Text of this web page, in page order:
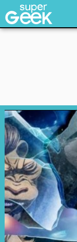
Tecnología
Videojuegos
Reviews
Cultura Pop
Streaming
Síguenos: